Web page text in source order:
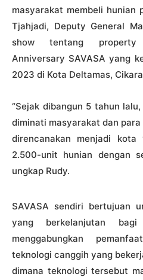
masyarakat membeli hunian
Tjahjadi, Deputy General
show tentang property
Anniversary SAVASA yang
2023 di Kota Deltamas,
“Sejak dibangun 5 tahun
diminati masyarakat dan para
direncanakan menjadi
2.500-unit hunian dengan
ungkap Rudy.
SAVASA sendiri bertujuan
yang berkelanjutan bagi
menggabungkan
teknologi canggih yang
dimana teknologi tersebut